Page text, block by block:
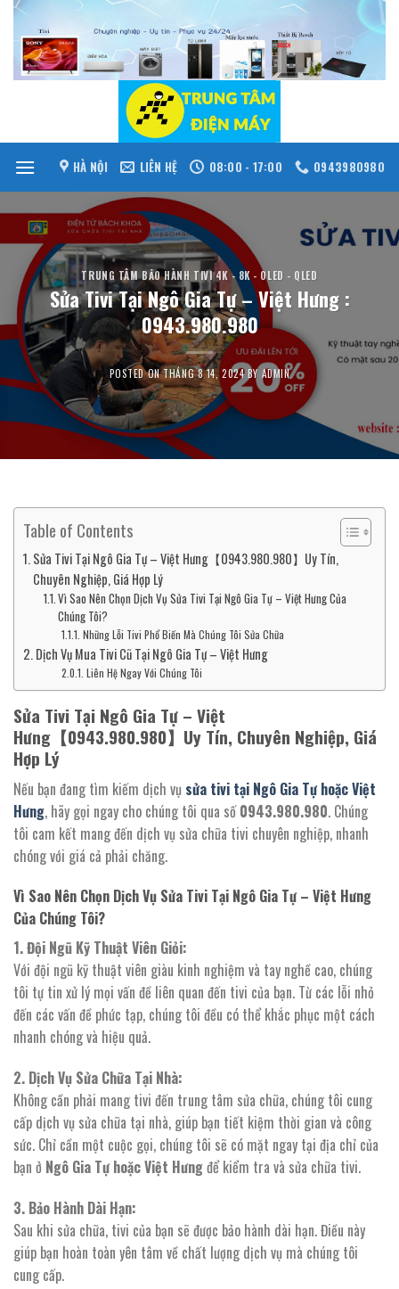
Skip
content
HÀ NỘI LIÊN HỆ 08:00 - 17:00 0943980980
TRUNG TÂM BẢO HÀNH TIVI 4K - 8K - OLED - QLED
Sửa Tivi Tại Ngô Gia Tự – Việt Hưng :
0943.980.980
POSTED ONTHÁNG 8 14, 2024BY ADMIN
Table of Contents
Sửa Tivi Tại Ngô Gia Tự – Việt Hưng【0943.980.980】Uy Tín,
Chuyên Nghiệp, Giá Hợp Lý
Vì Sao Nên Chọn Dịch Vụ Sửa Tivi Tại Ngô Gia Tự – Việt Hưng Của
Chúng Tôi?
Những Lỗi Tivi Phổ Biến Mà Chúng Tôi Sửa Chữa
Dịch Vụ Mua Tivi Cũ Tại Ngô Gia Tự – Việt Hưng
Liên Hệ Ngay Với Chúng Tôi
Sửa Tivi Tại Ngô Gia Tự – Việt
Hưng【0943.980.980】Uy Tín, Chuyên Nghiệp, Giá
Hợp Lý
Nếu bạn đang tìm kiếm dịch vụ sửa tivi tại Ngô Gia Tự hoặc Việt
Hưng, hãy gọi ngay cho chúng tôi qua số0943.980.980. Chúng
tôi cam kết mang đến dịch vụ sửa chữa tivi chuyên nghiệp, nhanh
chóng với giá cả phải chăng.
Vì Sao Nên Chọn Dịch Vụ Sửa Tivi Tại Ngô Gia Tự – Việt Hưng
Của Chúng Tôi?
1. Đội Ngũ Kỹ Thuật Viên Giỏi:
Với đội ngũ kỹ thuật viên giàu kinh nghiệm và tay nghề cao, chúng
tôi tự tin xử lý mọi vấn đề liên quan đến tivi của bạn. Từ các lỗi nhỏ
đến các vấn đề phức tạp, chúng tôi đều có thể khắc phục một cách
nhanh chóng và hiệu quả.
2. Dịch Vụ Sửa Chữa Tại Nhà:
Không cần phải mang tivi đến trung tâm sửa chữa, chúng tôi cung
cấp dịch vụ sửa chữa tại nhà, giúp bạn tiết kiệm thời gian và công
sức. Chỉ cần một cuộc gọi, chúng tôi sẽ có mặt ngay tại địa chỉ của
bạn ở Ngô Gia Tự hoặc Việt Hưngđể kiểm tra và sửa chữa tivi.
3. Bảo Hành Dài Hạn:
Sau khi sửa chữa, tivi của bạn sẽ được bảo hành dài hạn. Điều này
giúp bạn hoàn toàn yên tâm về chất lượng dịch vụ mà chúng tôi
cung cấp.